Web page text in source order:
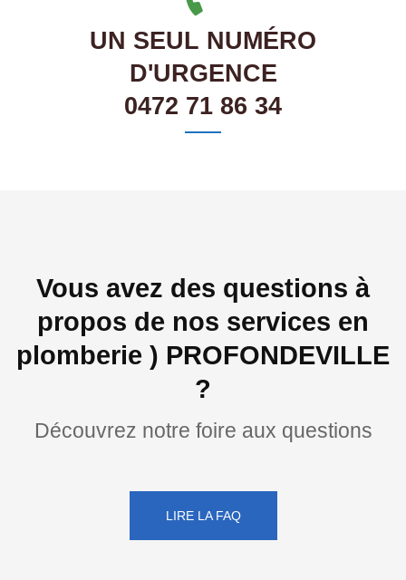
UN SEUL NUMÉRO
D'URGENCE
0472 71 86 34
Vous avez des questions à
propos de nos services en
plomberie ) PROFONDEVILLE
?
Découvrez notre foire aux questions
LIRE LA FAQ